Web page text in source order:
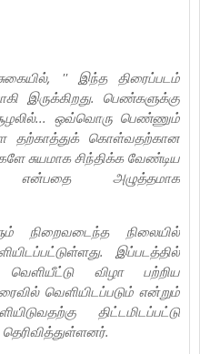
'' இந்த திரைப்படம்
இருக்கிறது. பெண்களுக்கு
ஒவ்வொரு பெண்ணும்
தற்காத்துக் கொள்வதற்கான
சுயமாக சிந்திக்க வேண்டிய
என்பதை அழுத்தமாக
நிறைவடைந்த நிலையில்
இப்படத்தில்
விழா பற்றிய
வெளியிடப்படும் என்றும்
திட்டமிடப்பட்டு
தெரிவித்துள்ளனர்.